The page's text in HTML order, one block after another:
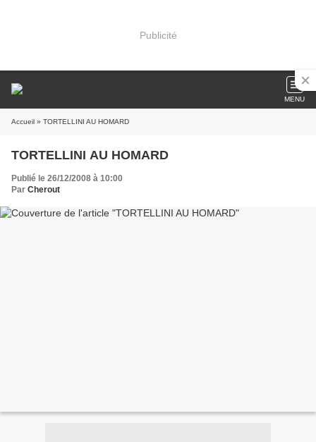
Publicité
MENU
Accueil » TORTELLINI AU HOMARD
TORTELLINI AU HOMARD
Publié le 26/12/2008 à 10:00
Par Cherout